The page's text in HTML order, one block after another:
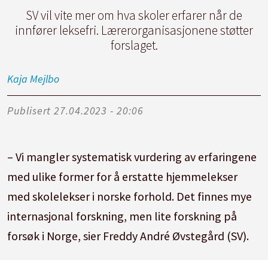
SV vil vite mer om hva skoler erfarer når de
innfører leksefri. Lærerorganisasjonene støtter
forslaget.
Kaja Mejlbo
Publisert 27.04.2023 - 20:06
– Vi mangler systematisk vurdering av erfaringene
med ulike former for å erstatte hjemmelekser
med skolelekser i norske forhold. Det finnes mye
internasjonal forskning, men lite forskning på
forsøk i Norge, sier Freddy André Øvstegård (SV).